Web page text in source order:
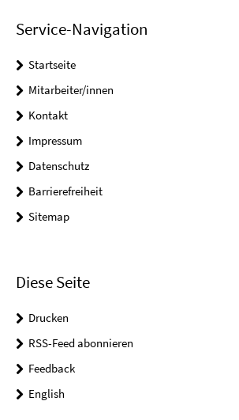
Service-Navigation
Startseite
Mitarbeiter/innen
Kontakt
Impressum
Datenschutz
Barrierefreiheit
Sitemap
Diese Seite
Drucken
RSS-Feed abonnieren
Feedback
English